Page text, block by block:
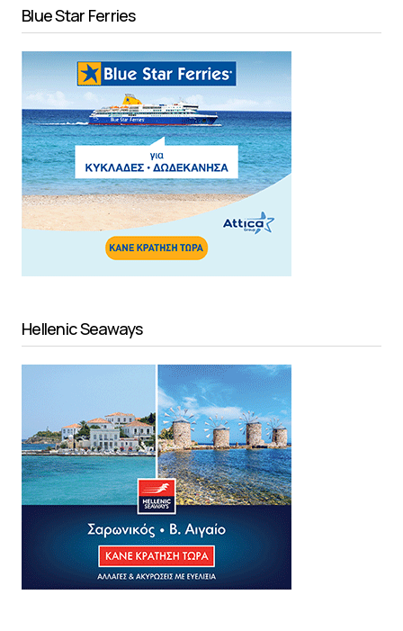
Blue Star Ferries
Hellenic Seaways